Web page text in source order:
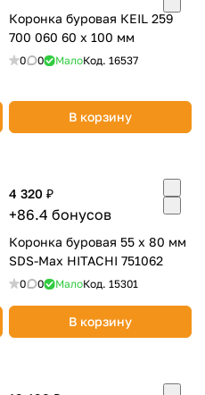
Коронка буровая КEIL 259
700 060 60 х 100 мм
0 0 МалоКод. 16537
В корзину
4 320 ₽
+86.4 бонусов
Коронка буровая 55 х 80 мм
SDS-Max HITACHI 751062
0 0 МалоКод. 15301
В корзину